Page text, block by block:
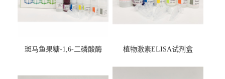
斑马鱼果糖-1,6-二磷酸酶
盒
植物激素ELISA试剂盒